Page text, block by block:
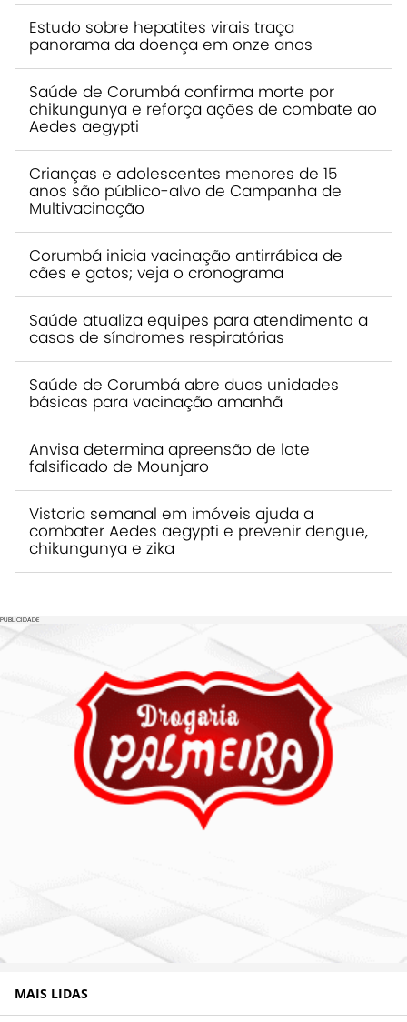
Estudo sobre hepatites virais traça
panorama da doença em onze anos
Saúde de Corumbá confirma morte por
chikungunya e reforça ações de combate ao
Aedes aegypti
Crianças e adolescentes menores de 15
anos são público-alvo de Campanha de
Multivacinação
Corumbá inicia vacinação antirrábica de
cães e gatos; veja o cronograma
Saúde atualiza equipes para atendimento a
casos de síndromes respiratórias
Saúde de Corumbá abre duas unidades
básicas para vacinação amanhã
Anvisa determina apreensão de lote
falsificado de Mounjaro
Vistoria semanal em imóveis ajuda a
combater Aedes aegypti e prevenir dengue,
chikungunya e zika
PUBLICIDADE
MAIS LIDAS